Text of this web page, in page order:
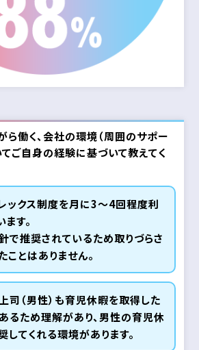
ら働く、会社の環境（周囲のサポー
てご自身の経験に基づいて教えてく
ックス制度を月に3～4回程度利
す。
で推奨されているため取りづらさ
ことはありません。
司（男性）も育児休暇を取得した
るため理解があり、男性の育児休
してくれる環境があります。